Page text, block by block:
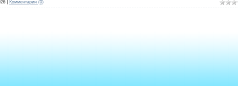
Комментарии (0)